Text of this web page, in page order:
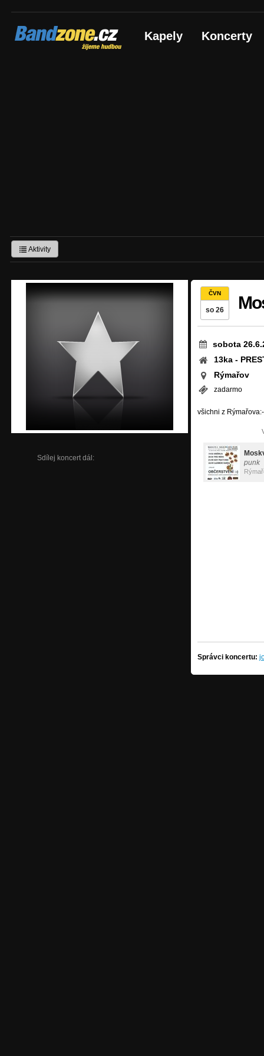
Bandzone.cz
žijeme hudbou Kapely Koncerty
Aktivity
Sdílej koncert dál:
ČVN
so 26
sobota
13ka -
Rýmařov
zadarmo
všichni z
punk
Správci koncertu: